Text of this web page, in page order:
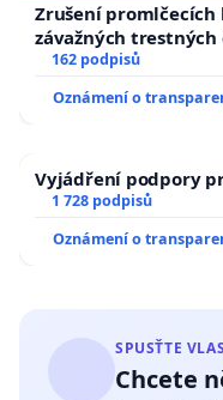
Zrušení promlčecích
závažných trestných
162 podpisů
Oznámení o
Vyjádření podpory
1 728 podpisů
Oznámení o
SPUSŤTE
Chcete